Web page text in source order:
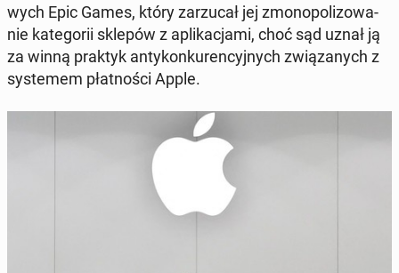
wych Epic Games, który za­rzu­cał jej zmo­no­po­li­zo­wa­
nie ka­te­go­rii sklepów z apli­ka­cja­mi, choć sąd uznał ją
za winną praktyk an­ty­kon­ku­ren­cyj­nych zwią­za­nych z
sys­te­mem płat­no­ści Apple.